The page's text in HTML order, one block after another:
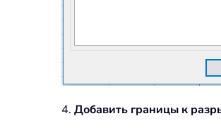
4. Добавить границы к